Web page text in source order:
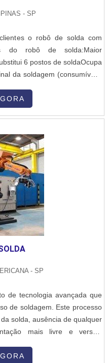
- SP
o robô de solda com
do robô de solda:Maior
6 postos de soldaOcupa
da soldagem (consumíveis,
ininterrupto, 7 dias
- SP
de tecnologia avançada que
de soldagem. Este processo
solda, ausência de qualquer
mais livre e versátil
uma das primeiras a utilizar